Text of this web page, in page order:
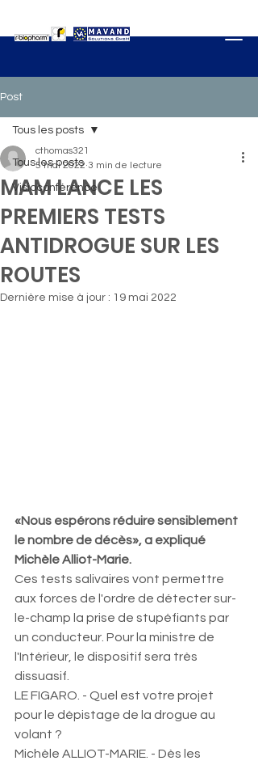
Post
Tous les posts
Visioconférence
Tous les posts
MAM LANCE LES
PREMIERS TESTS
ANTIDROGUE SUR LES
ROUTES
cthomas321
5 mai 2022 3 min de lecture
Dernière mise à jour : 19 mai 2022
«Nous espérons réduire sensiblement
le nombre de décès», a expliqué
Michèle Alliot-Marie.
Ces tests salivaires vont permettre
aux forces de l'ordre de détecter sur-
le-champ la prise de stupéfiants par
un conducteur. Pour la ministre de
l'Intérieur, le dispositif sera très
dissuasif.
LE FIGARO. - Quel est votre projet
pour le dépistage de la drogue au
volant ?
Michèle ALLIOT-MARIE. - Dès les